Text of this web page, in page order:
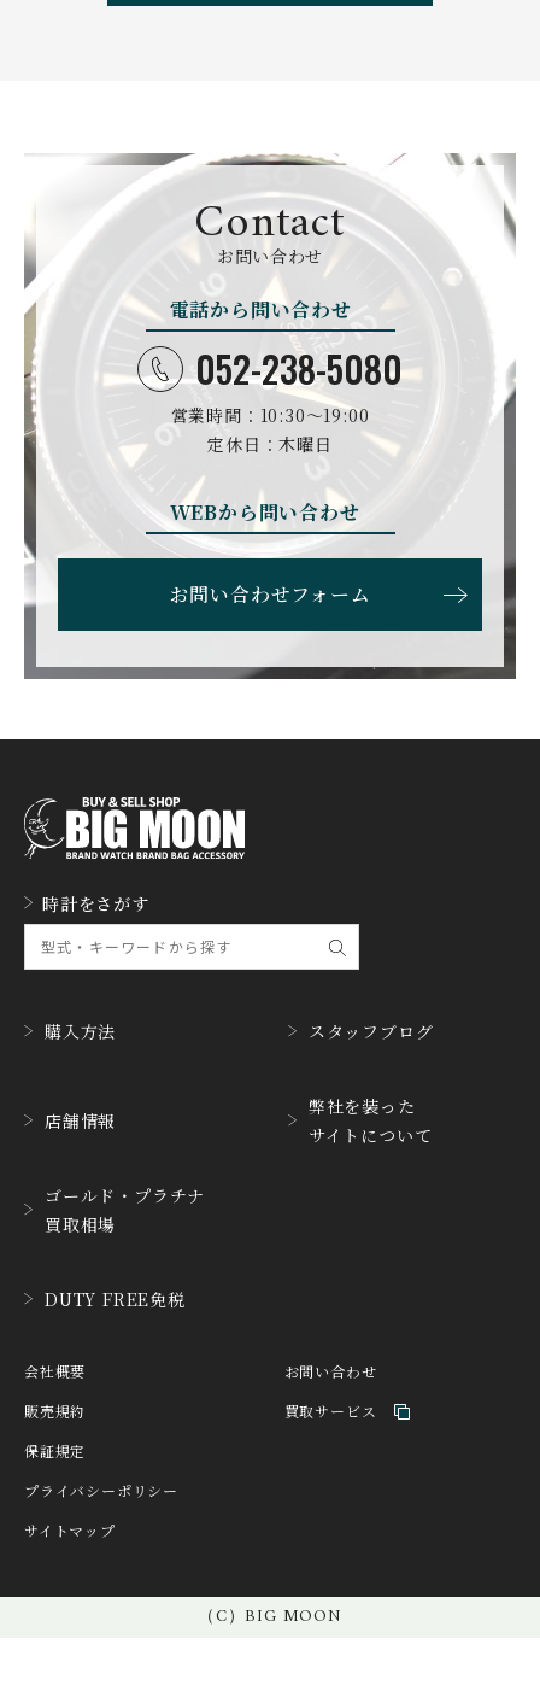
BELL＆ROSS
ベル＆ロス
SINN
CARTIER CHANEL
シャネル
CHOPARD
ショパール
SEIKO
セイコー
GLASHUTTE ORIGINA
グラスヒュッテ・オリジ
CHRONOSWISS
クロノスイス
ALAIN SILBERSTEIN
アラン・シルベスタイン
CITIZEN
シチズン
BAMFORD LONDON
バンフォード・ロンドン
BAUME&MERCIER
ボーム＆メルシエ
BEAUBLEU BELL＆ROSS
BLANCPAIN
ブランパン
BOLDR Supply Compan
y
ンパニー
BREGUET
ブレゲ
BREITLING
ブライトリング
BRUNO SOHNLE Glash
utte
ブルーノ・ゾンレー・ グ
ラスヒュッテ
BVLGARI
ブルガリ
CARL F. BUCHERER
カール F. ブヘラ
CARTIER
カルティエ
CASIO CEDRIC JOHNER
CHANEL
シャネル
クリストファー・ウォー
ド
CHRONOSWISS CITIZEN
CUERVOY SOBRINOS CVSTOS
CYRUS CZAPEK
チャペック
D. DORNBLÜTH&SOH
N
D.ドルンブルート＆ゾー
DANIEL ROTH
ダニエル・ロート
DUBEY&SCHALDENBR
AND E.C.W
ー・ウォッチ
エベラール
ETERNA
ファーブル・ルーバ
FORTIS
Contact
お問い合わせ
電話から問い合わせ
052-238-5080
営業時間：10:30〜19:00
定休日：木曜日
WEBから問い合わせ
お問い合わせフォーム
時計をさがす
購入方法
店舗情報
ゴールド・プラチナ
買取相場
DUTY FREE免税
スタッフブログ
弊社を装った
サイトについて
会社概要
販売規約
保証規定
プライバシーポリシー
サイトマップ
お問い合わせ
買取サービス
（C）BIG MOON